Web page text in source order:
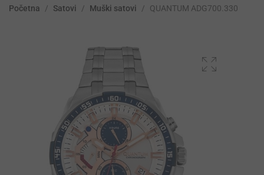
Početna / Satovi / Muški satovi / QUANTUM ADG700.330